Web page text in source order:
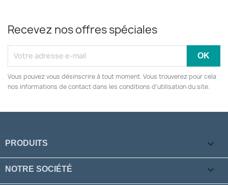
Recevez nos offres spéciales
Vous pouvez vous désinscrire à tout moment. Vous trouverez pour cela
nos informations de contact dans les conditions d'utilisation du site.
PRODUITS 
NOTRE SOCIÉTÉ 